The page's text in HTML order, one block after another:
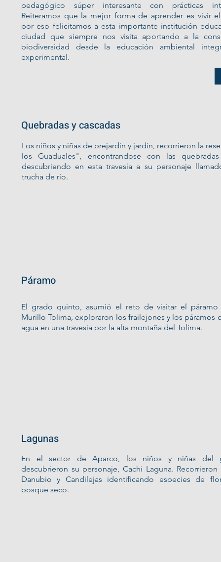
pedagógico súper interesante con prácticas
Reiteramos que la mejor forma de aprender es vivir
por eso felicitamos a esta importante institución
ciudad que siempre nos visita aportando a la
biodiversidad desde la educación ambiental
experimental.
Quebradas y cascadas
Los niños y niñas de prejardín y jardín, recorrieron la
los Guaduales", encontrandose con las
descubriendo en esta travesía a su personaje
trucha de río.
Páramo
El grado quinto, asumió el reto de visitar el páramo
Murillo Tolima, exploraron los frailejones y los páramos
agua en una travesía por la alta montaña del Tolima.
En el sector de Aparco, los niños y niñas del
descubrieron su personaje, Cachi Laguna.
Danubio y Candilejas identificando especies de
bosque seco.
Lagunas